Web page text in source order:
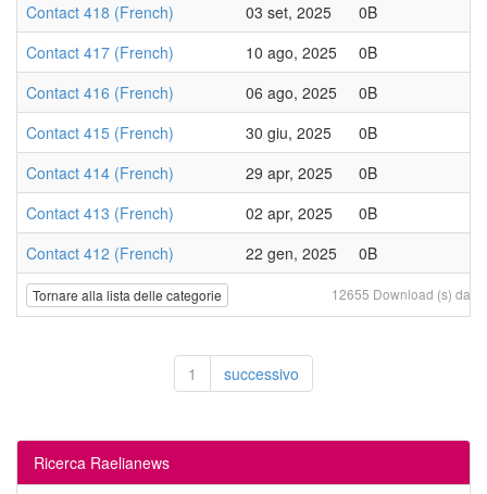
Contact 418 (French)
03 set, 2025
0B
Contact 417 (French)
10 ago, 2025
0B
Contact 416 (French)
06 ago, 2025
0B
Contact 415 (French)
30 giu, 2025
0B
Contact 414 (French)
29 apr, 2025
0B
Contact 413 (French)
02 apr, 2025
0B
Contact 412 (French)
22 gen, 2025 0B
Tornare alla lista delle categorie 12655 Download (s) da
1 successivo
Ricerca Raelianews